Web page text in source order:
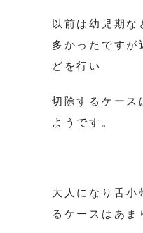
以前は幼児期な
多かったですが
どを行い
切除するケース
ようです。
大人になり舌小
るケースはあま